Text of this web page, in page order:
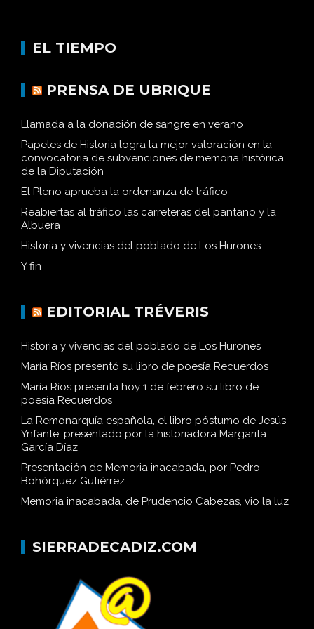
EL TIEMPO
PRENSA DE UBRIQUE
Llamada a la donación de sangre en verano
Papeles de Historia logra la mejor valoración en la
convocatoria de subvenciones de memoria histórica
de la Diputación
El Pleno aprueba la ordenanza de tráfico
Reabiertas al tráfico las carreteras del pantano y la
Albuera
Historia y vivencias del poblado de Los Hurones
Y fin
EDITORIAL TRÉVERIS
Historia y vivencias del poblado de Los Hurones
María Ríos presentó su libro de poesía Recuerdos
María Ríos presenta hoy 1 de febrero su libro de
poesía Recuerdos
La Remonarquía española, el libro póstumo de Jesús
Ynfante, presentado por la historiadora Margarita
García Díaz
Presentación de Memoria inacabada, por Pedro
Bohórquez Gutiérrez
Memoria inacabada, de Prudencio Cabezas, vio la luz
SIERRADECADIZ.COM